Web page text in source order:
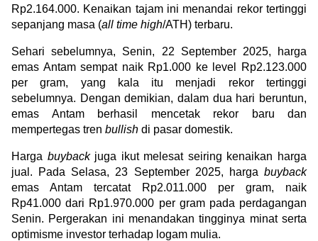
Rp2.164.000. Kenaikan tajam ini menandai rekor tertinggi
sepanjang masa (all time high/ATH) terbaru.
Sehari sebelumnya, Senin, 22 September 2025, harga
emas Antam sempat naik Rp1.000 ke level Rp2.123.000
per gram, yang kala itu menjadi rekor tertinggi
sebelumnya. Dengan demikian, dalam dua hari beruntun,
emas Antam berhasil mencetak rekor baru dan
mempertegas tren bullish di pasar domestik.
Harga buyback juga ikut melesat seiring kenaikan harga
jual. Pada Selasa, 23 September 2025, harga buyback
emas Antam tercatat Rp2.011.000 per gram, naik
Rp41.000 dari Rp1.970.000 per gram pada perdagangan
Senin. Pergerakan ini menandakan tingginya minat serta
optimisme investor terhadap logam mulia.